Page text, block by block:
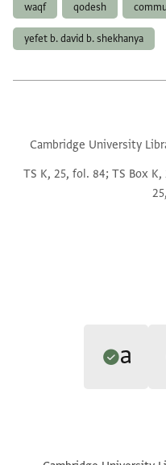
qodesh
waqf
yefet b. david b. shekhanya
Cambridge University
TS K, 25, fol. 84; TS Box
Documents of
Moshe Gil, Documents of